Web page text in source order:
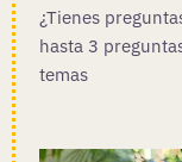
¿Tienes
hasta 3
temas